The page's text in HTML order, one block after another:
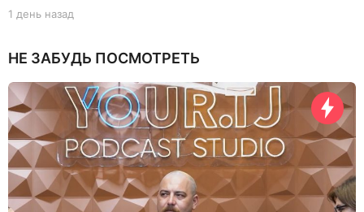
1 день назад
н
н
а
з
а
д
НЕ ЗАБУДЬ ПОСМОТРЕТЬ